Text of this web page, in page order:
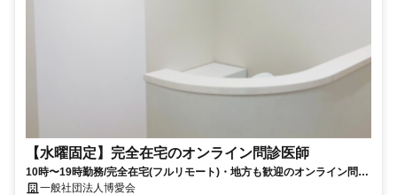
【水曜固定】完全在宅のオンライン問診医師
10時〜19時勤務/完全在宅(フルリモート)・地方も歓迎のオンライン問診
業務一般社団法人博愛会